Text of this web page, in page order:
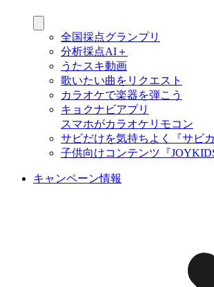
全国採点グランプリ
分析採点AI＋
うたスキ動画
歌いたい曲をリクエスト
カラオケで楽器を弾こう
キョクナビアプリ
スマホがカラオケリモコン
サビだけを気持ちよく『サビカ
子供向けコンテンツ『
キャンペーン情報